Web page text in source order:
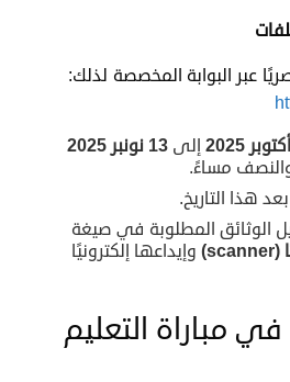
عبر البوابة المخصصة لذلك:
أكتوبر 2025 إلى 13 نونبر 2025
مساءً.
هذا التاريخ.
الوثائق المطلوبة في صيغة
(scanner)
وإيداعها إلكترونيًا
مباراة التعليم